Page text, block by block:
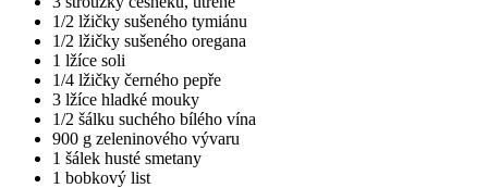
1/2 lžičky sušeného tymiánu
1/2 lžičky sušeného oregana
1 lžíce soli
1/4 lžičky černého pepře
3 lžíce hladké mouky
1/2 šálku suchého bílého vína
900 g zeleninového vývaru
1 šálek husté smetany
1 bobkový list